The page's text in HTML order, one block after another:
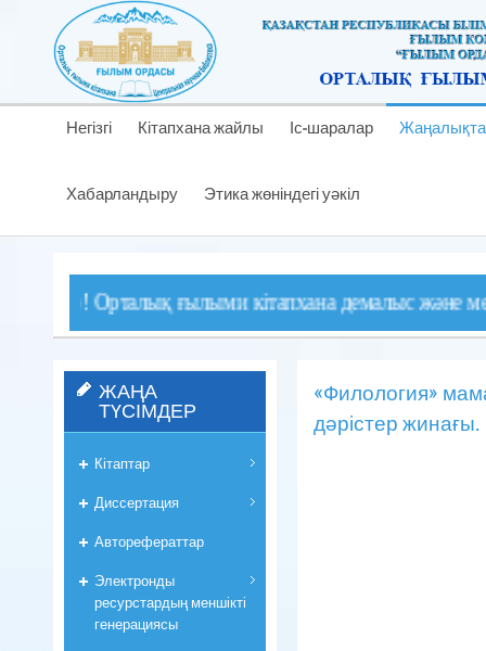
Негізгі Кітапхана жайлы Іс-шаралар
Хабарландыру Этика жөніндегі уәкіл
Орталық ғылыми кітапхана демалыс және мереке
«Филология»
дәрістер жинағы.
ЖАҢА
ТҮСІМДЕР
Кітаптар
Диссертация
Авторефераттар
Электронды
ресурстардың меншікті
генерациясы